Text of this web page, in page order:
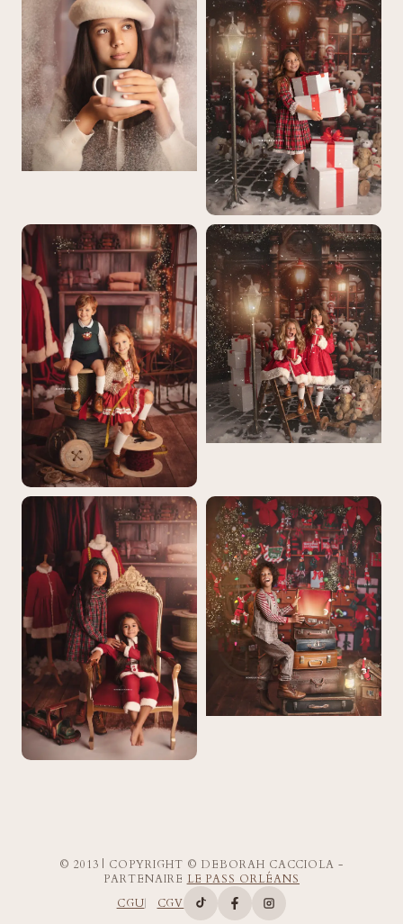
© 2013 | COPYRIGHT © DEBORAH CACCIOLA -
PARTENAIRE LE PASS ORLÉANS
CGU
CGV Compte TikTok de Deborah
Page Facebook de
Compte Instagram